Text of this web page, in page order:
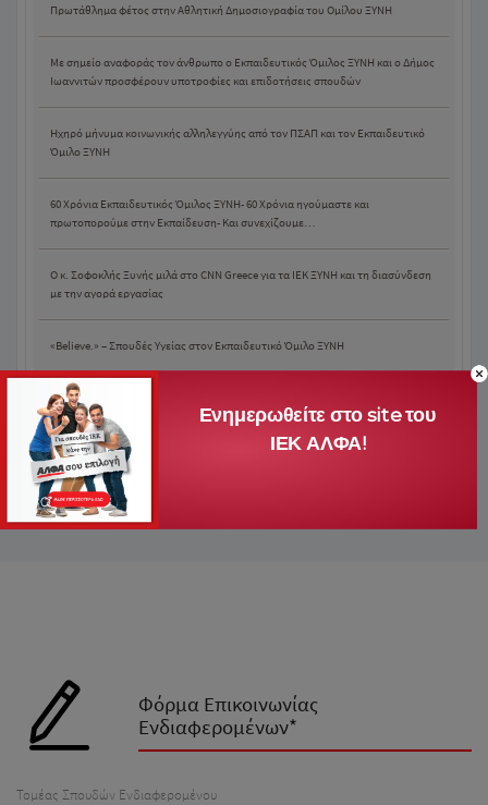
Πρωτάθλημα φέτος στην Αθλητική Δημοσιογραφία του Ομίλου ΞΥΝΗ
Με σημείο αναφοράς τον άνθρωπο ο Εκπαιδευτικός Όμιλος ΞΥΝΗ και ο Δήμος
Ιωαννιτών προσφέρουν υποτροφίες και επιδοτήσεις σπουδών
Ηχηρό μήνυμα κοινωνικής αλληλεγγύης από τον ΠΣΑΠ και τον Εκπαιδευτικό
Όμιλο ΞΥΝΗ
60 Χρόνια Εκπαιδευτικός Όμιλος ΞΥΝΗ- 60 Χρόνια ηγούμαστε και
πρωτοπορούμε στην Εκπαίδευση- Και συνεχίζουμε…
O κ. Σοφοκλής Ξυνής μιλά στο CNN Greece για τα ΙΕΚ ΞΥΝΗ και τη διασύνδεση
με την αγορά εργασίας
«Believe.» – Σπουδές Υγείας στον Εκπαιδευτικό Όμιλο ΞΥΝΗ
«BELIEVE.» – Σπουδές Παιδαγωγικών στον Εκπαιδευτικό Όμιλο ΞΥΝΗ
Φόρμα Επικοινωνίας
Ενδιαφερομένων*
Τομέας Σπουδών Ενδιαφερομένου
Ενημερωθείτε στο site του
ΙΕΚ ΑΛΦΑ!